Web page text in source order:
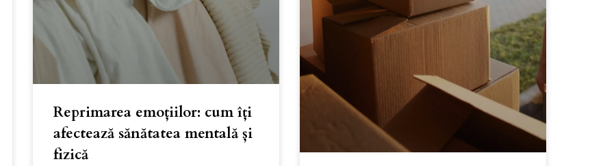
Reprimarea emoțiilor: cum îți
afectează sănătatea mentală și
fizică